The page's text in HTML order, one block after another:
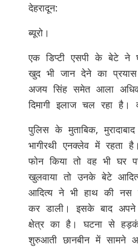
देहरादून:
ब्यूरो।
एक डिप्टी एसपी के बेटे
खुद भी जान देने का प्रयास
अजय सिंह समेत आला
दिमागी इलाज चल रहा है।
पुलिस के मुताबिक,
भागीरथी एनक्लेव में रहता
फोन किया तो वह भी घर
खुलवाया तो उनके बेटे
आदित्य ने भी हाथ की नस
कर डाली। इसके बाद अपने
क्षेत्र का है। घटना से
शुरुआती छानबीन में सामने